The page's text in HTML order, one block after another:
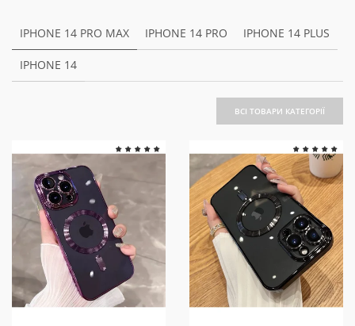
IPHONE 14 PRO MAX IPHONE 14 PRO IPHONE 14 PLUS
IPHONE 14
ВСІ ТОВАРИ КАТЕГОРІЇ